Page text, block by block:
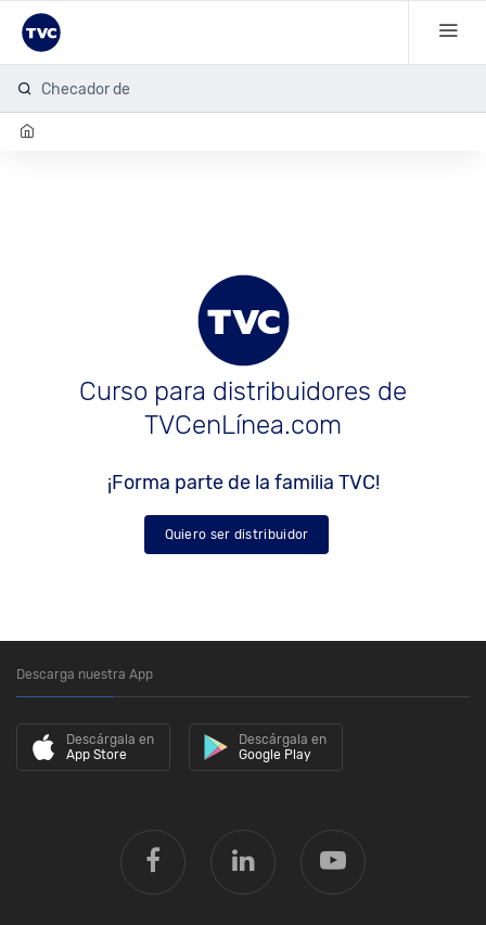
Checador de
Curso para distribuidores de
TVCenLínea.com
¡Forma parte de la familia TVC!
Quiero ser distribuidor
Descarga nuestra App
Descárgala en
App Store
Descárgala en
Google Play